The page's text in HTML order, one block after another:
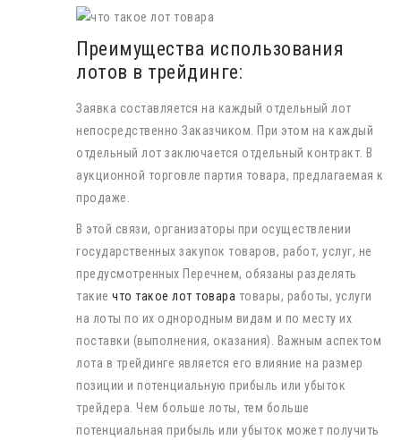
Преимущества использования
лотов в трейдинге:
Заявка составляется на каждый отдельный лот
непосредственно Заказчиком. При этом на каждый
отдельный лот заключается отдельный контракт. В
аукционной торговле партия товара, предлагаемая к
продаже.
В этой связи, организаторы при осуществлении
государственных закупок товаров, работ, услуг, не
предусмотренных Перечнем, обязаны разделять
такие что такое лот товара товары, работы, услуги
на лоты по их однородным видам и по месту их
поставки (выполнения, оказания). Важным аспектом
лота в трейдинге является его влияние на размер
позиции и потенциальную прибыль или убыток
трейдера. Чем больше лоты, тем больше
потенциальная прибыль или убыток может получить